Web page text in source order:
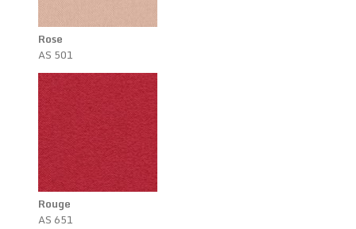
Rose
AS 501
Rouge
AS 651